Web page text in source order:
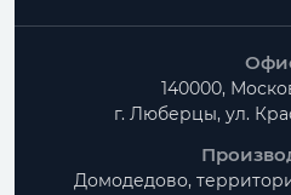
140000,
г. Люберцы, ул.
Домодедово,